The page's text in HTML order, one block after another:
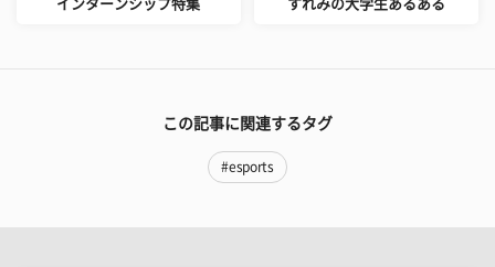
インターンシップ特集 すれみの大学生あるある
この記事に関連するタグ
#esports